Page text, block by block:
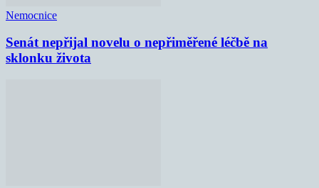
Nemocnice
Senát nepřijal novelu o nepřiměřené léčbě na
sklonku života